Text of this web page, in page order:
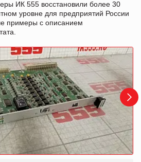
ИК 555 восстановили более 30
уровне для предприятий России
примеры с описанием